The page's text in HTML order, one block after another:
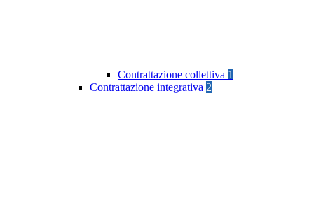
Contrattazione collettiva 1
Contrattazione integrativa 2